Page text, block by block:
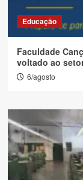
Educação
Faculdade
voltado ao
6/agosto